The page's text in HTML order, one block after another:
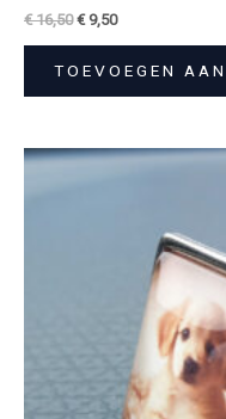
€16,50 €9,50
TOEVOEGEN